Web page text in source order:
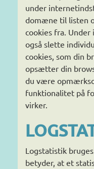
under
domæne til listen
cookies fra.
også slette
cookies, som din
opsætter din
du være
funktionalitet på
virker.
Logstatistik
betyder, at et